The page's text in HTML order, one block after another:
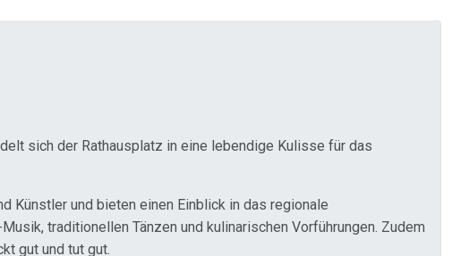
sich der Rathausplatz in eine lebendige Kulisse für das
Künstler und bieten einen Einblick in das regionale
traditionellen Tänzen und kulinarischen Vorführungen. Zudem
gut und tut gut.